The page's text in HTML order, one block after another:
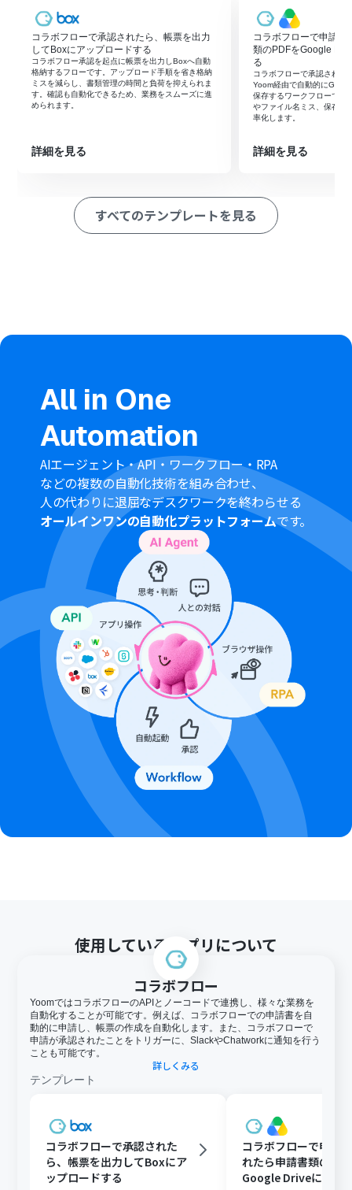
す。
次に、トリガーでコラボフローを選択し、「経路の
Webhookを受信したら（Webhook起動）」アクション
を設定し、コラボフロー側で承認完了時にWebhookが
Yoomに送信されるように設定します。
次に、オペレーションでコラボフローの「申請内容の詳
細を取得」アクションを設定し、トリガーで受信した情報
をもとに、承認された申請の詳細情報を取得します。
る」アクションを設定し、取得した申請詳細情報の中から
※「トリガー」：フロー起動のきっかけとなるアクション、「オ
ペレーション」：トリガー起動後、フロー内で処理を行うアク
定してください。
任意で設定してください。
コラボフロー、NotionのそれぞれとYoomを連携してく
ださい。
コラボフローで承認されたら、帳票を出力
してBoxにアップロードする
コラボフロー承認を起点に帳票を出力しBoxへ自動
格納するフローです。アップロード手順を省き格納
ミスを減らし、書類管理の時間と負荷を抑えられま
す。確認も自動化できるため、業務をスムーズに進
められます。
詳細を見る
コラボフローで申請が
類のPDFをGoogle
る
コラボフローで承認された
Yoom経由で自動的に
保存するワークフローです
やファイル名ミス、保存漏
率化します。
詳細を見る
すべてのテンプレートを見る
All in One
Automation
AIエージェント・API・ワークフロー・RPA
などの複数の自動化技術を組み合わせ、
人の代わりに退屈なデスクワークを終わらせる
オールインワンの自動化プラットフォームです。
使用しているアプリについて
コラボフロー
YoomではコラボフローのAPIとノーコードで連携し、様々な業務を
自動化することが可能です。例えば、コラボフローでの申請書を自
動的に申請し、帳票の作成を自動化します。また、コラボフローで
申請が承認されたことをトリガーに、SlackやChatworkに通知を行う
ことも可能です。
詳しくみる
テンプレート
コラボフローで承認された
ら、帳票を出力してBoxにア
ップロードする
コラボフローで申請
れたら申請書類の
Google Driveにアッ